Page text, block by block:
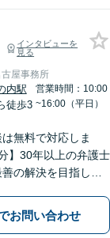
インタビューを
見る
屋事務所
内駅
徒歩3
営業時間：10:00
~16:00（平日）
は無料で対応しま
】30年以上の弁護士
の解決を目指しま
題】証拠集め・準
ト【他士業と連
お問い合わせ